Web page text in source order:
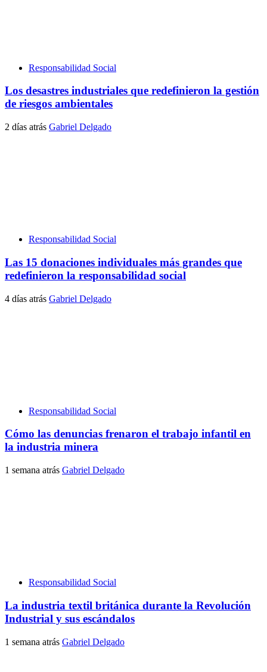
Responsabilidad Social
Los desastres industriales que redefinieron la gestión
de riesgos ambientales
2 días atrás Gabriel Delgado
Responsabilidad Social
Las 15 donaciones individuales más grandes que
redefinieron la responsabilidad social
4 días atrás Gabriel Delgado
Responsabilidad Social
Cómo las denuncias frenaron el trabajo infantil en
la industria minera
1 semana atrás Gabriel Delgado
Responsabilidad Social
La industria textil británica durante la Revolución
Industrial y sus escándalos
1 semana atrás Gabriel Delgado